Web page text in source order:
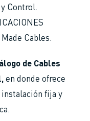
Control.
Cables.
de Cables
en donde ofrece
instalación fija y